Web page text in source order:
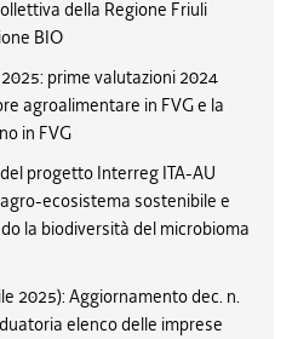
della Regione Friuli
BIO
prime valutazioni 2024
agroalimentare in FVG e la
in FVG
progetto Interreg ITA-AU
ecosistema sostenibile e
la biodiversità del microbioma
2025): Aggiornamento dec. n.
elenco delle imprese